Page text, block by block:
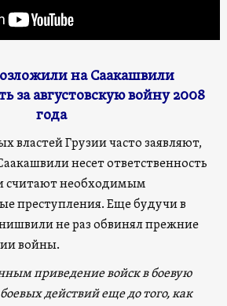
на Саакашвили
за августовскую войну 2008
года
властей Грузии часто заявляют,
несет ответственность
считают необходимым
преступления. Еще будучи в
не раз обвинял прежние
войны.
приведение войск в боевую
действий еще до того, как